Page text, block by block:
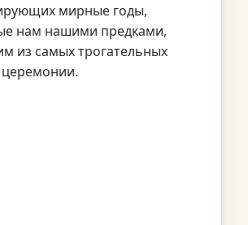
мирные годы,
нам нашими предками,
из самых трогательных